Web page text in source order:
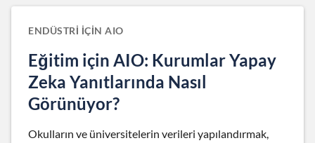
ENDÜSTRI IÇIN AIO
Eğitim için AIO: Kurumlar Yapay
Zeka Yanıtlarında Nasıl
Görünüyor?
Okulların ve üniversitelerin verileri yapılandırmak,